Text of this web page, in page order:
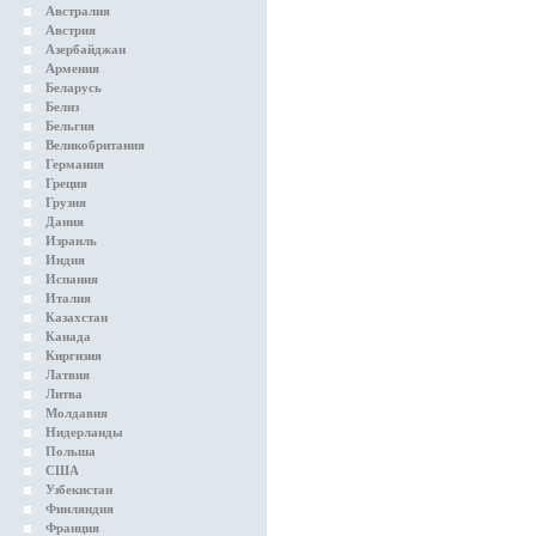
Австралия
Австрия
Азербайджан
Армения
Беларусь
Белиз
Бельгия
Великобритания
Германия
Греция
Грузия
Дания
Израиль
Индия
Испания
Италия
Казахстан
Канада
Киргизия
Латвия
Литва
Молдавия
Нидерланды
Польша
США
Узбекистан
Финляндия
Франция